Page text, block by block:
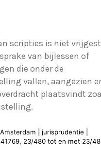
scripties is niet
van bijlessen of
die onder de
vallen, aangezien
plaatsvindt
| jurisprudentie |
23/480 tot en met 23/